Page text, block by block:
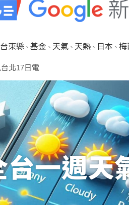
台東縣、 基金 、 天氣、 天熱、 日本 、 梅
北17日電
台一週天